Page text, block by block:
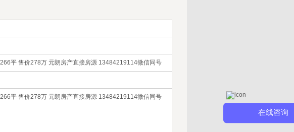
平 售价278万 元朗房产直接房源 13484219114微信同号
平 售价278万 元朗房产直接房源 13484219114微信同号
在线咨询